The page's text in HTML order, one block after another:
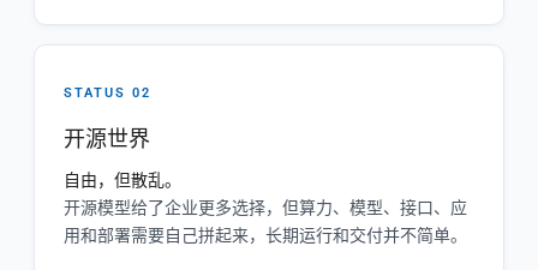
STATUS 02
开源世界
自由，但散乱。
开源模型给了企业更多选择，但算力、模型、接口、应
用和部署需要自己拼起来，长期运行和交付并不简单。